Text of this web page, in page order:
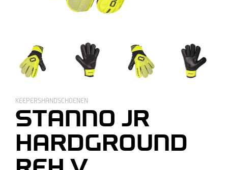
KEEPERSHANDSCHOENEN
STANNO JR
HARDGROUND